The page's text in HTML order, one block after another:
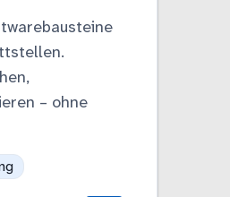
– ohne